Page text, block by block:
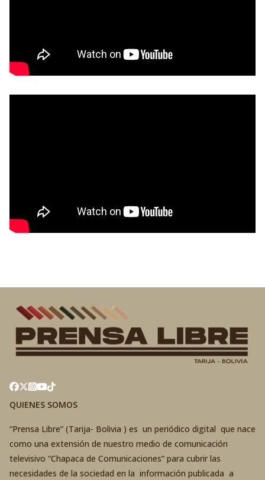
QUIENES SOMOS
“Prensa Libre” (Tarija- Bolivia ) es un periódico digital que nace
como una extensión de nuestro medio de comunicación
televisivo “Chapaca de Comunicaciones” para cubrir las
necesidades de la sociedad en la información publicada a